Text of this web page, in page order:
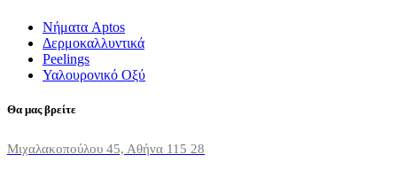
Νήματα Aptos
Δερμοκαλλυντικά
Peelings
Υαλουρονικό Οξύ
Θα μας βρείτε
Μιχαλακοπούλου 45, Αθήνα 115 28